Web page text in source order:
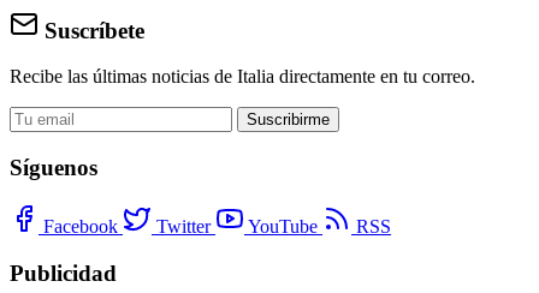
Suscríbete
Recibe las últimas noticias de Italia directamente en tu correo.
Suscribirme
Síguenos
Facebook Twitter YouTube RSS
Publicidad